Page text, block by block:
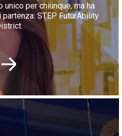
unico per chiunque, ma ha
STEP FuturAbility
Immagine